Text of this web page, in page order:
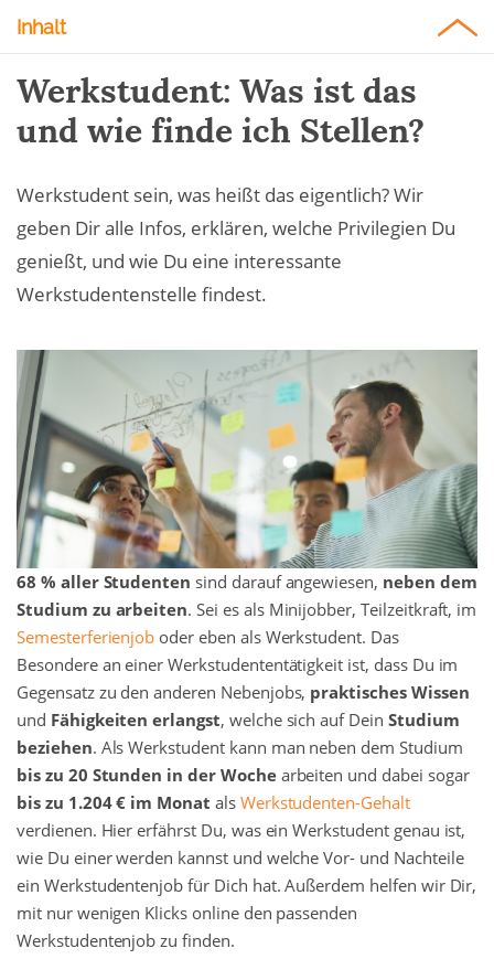
Inhalt
Werkstudent: Was ist das
und wie finde ich Stellen?
Werkstudent sein, was heißt das eigentlich? Wir
geben Dir alle Infos, erklären, welche Privilegien Du
genießt, und wie Du eine interessante
Werkstudentenstelle findest.
68 % aller Studenten sind darauf angewiesen, neben dem
Studium zu arbeiten. Sei es als Minijobber, Teilzeitkraft, im
Semesterferienjob oder eben als Werkstudent. Das
Besondere an einer Werkstudententätigkeit ist, dass Du im
Gegensatz zu den anderen Nebenjobs, praktisches Wissen
und Fähigkeiten erlangst, welche sich auf Dein Studium
beziehen. Als Werkstudent kann man neben dem Studium
bis zu 20 Stunden in der Wochearbeiten und dabei sogar
bis zu 1.204 € im Monat als Werkstudenten-Gehalt
verdienen. Hier erfährst Du, was ein Werkstudent genau ist,
wie Du einer werden kannst und welche Vor- und Nachteile
ein Werkstudentenjob für Dich hat. Außerdem helfen wir Dir,
mit nur wenigen Klicks online den passenden
Werkstudentenjob zu finden.